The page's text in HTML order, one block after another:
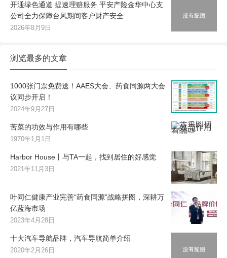
开通绿色通道 提速理赔服务 平安产险金华中心支
公司全力保障台风期间客户财产安全
2026年8月9日
浏览最多的文章
1000张门票免费送！AAES大会、药食同源两大会
议同步开启！
2024年9月27日
苦菜的功效与作用有哪些
1970年1月1日
Harbor House丨与TA一起，找到居住的好感觉
2021年11月3日
叶同仁健康产业完善“药食同源”战略拼图，深耕万
亿蓝海市场
2023年4月28日
十大汽车导航品牌，汽车导航简单介绍
2020年2月26日